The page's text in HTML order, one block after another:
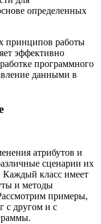
определенных
принципов работы
эффективно
программного
данными в
атрибутов и
сценарии их
Каждый класс имеет
и методы
примеры,
с другом и с